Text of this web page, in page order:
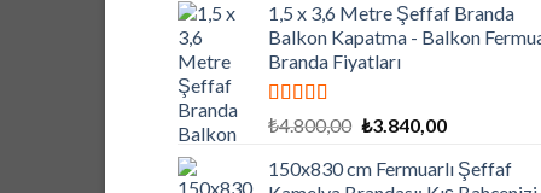
₺6.750,00.fiyat:
₺5.400,00.
1,5 x 3,6 Metre Şeffaf Branda
Balkon Kapatma - Balkon
Branda Fiyatları
5 üzerinden
oy aldı
₺4.800,00 Orijinal
₺4.800,00.
₺3.840,00Şu
fiyat:
150x830 cm Fermuarlı Şeffaf